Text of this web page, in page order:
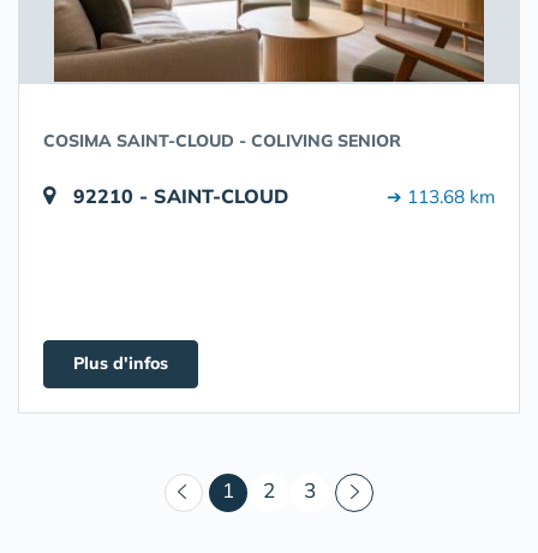
COSIMA SAINT-CLOUD - COLIVING SENIOR
92210 - SAINT-CLOUD ➔ 113.68 km
Plus d'infos
1 (courant)
2 3